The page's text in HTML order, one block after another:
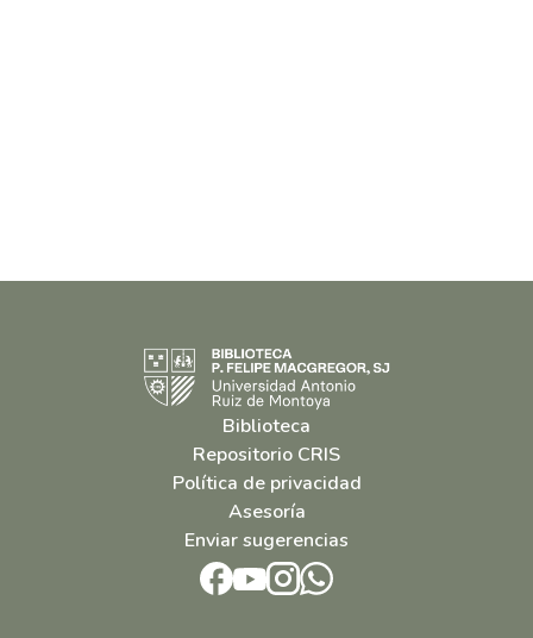
Biblioteca
Repositorio CRIS
Política de privacidad
Asesoría
Enviar sugerencias